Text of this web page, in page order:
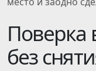
Поверка
без